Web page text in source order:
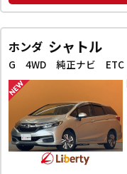
ホンダ シャトル